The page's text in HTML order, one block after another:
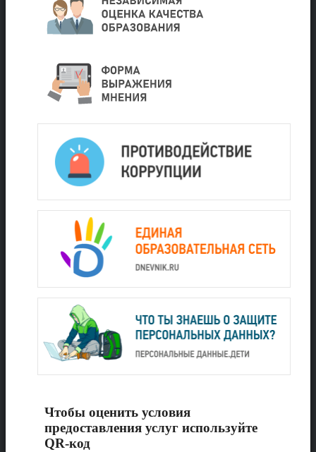
Чтобы оценить условия
предоставления услуг используйте
QR-код